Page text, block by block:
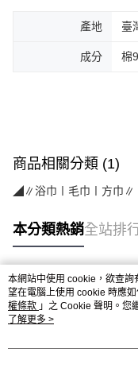
產地 臺
成分 棉
商品相關分類 (1)
◢∥浴巾〡毛巾〡方巾∥
本分類熱銷全站排
熱門標籤
本網站中使用 cookie，欲查
望在電腦上使用 cookie 時應
權條款 」之 Cookie 聲明。您
用條款之 Cookie 聲明使用
了解更多 >